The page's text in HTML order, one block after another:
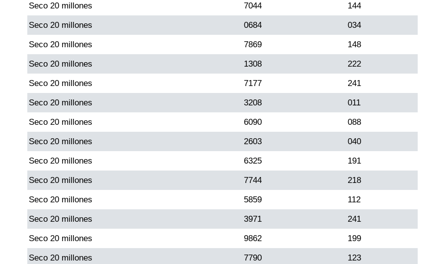
Pick 3 Noche
Pick 4 Día
Pick 4 Noche
Pijao de Oro
Saman de la suerte
Sinuano Día
Sinuano Noche
Super Chontico Noche
Seco 20 millones 7044 144
Seco 20 millones 0684 034
Seco 20 millones 7869 148
Seco 20 millones 1308 222
Seco 20 millones 7177 241
Seco 20 millones 3208 011
Seco 20 millones 6090 088
Seco 20 millones 2603 040
Seco 20 millones 6325 191
Seco 20 millones 7744 218
Seco 20 millones 5859 112
Seco 20 millones 3971 241
Seco 20 millones 9862 199
Seco 20 millones 7790 123